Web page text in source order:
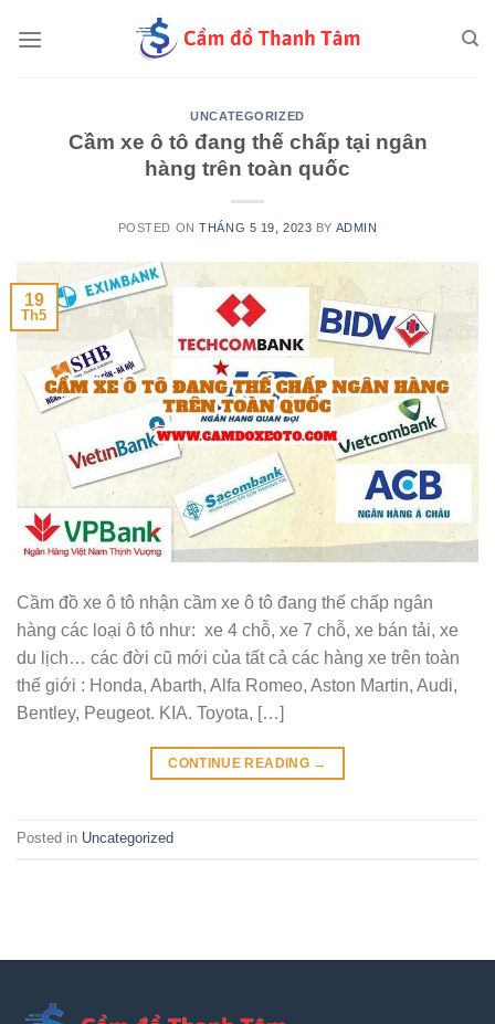
UNCATEGORIZED
Cầm xe ô tô đang thế chấp tại ngân
hàng trên toàn quốc
POSTED ONTHÁNG 5 19, 2023 BY ADMIN
19
Th5
Cầm đồ xe ô tô nhận cầm xe ô tô đang thế chấp ngân
hàng các loại ô tô như: xe 4 chỗ, xe 7 chỗ, xe bán tải, xe
du lịch… các đời cũ mới của tất cả các hàng xe trên toàn
thế giới : Honda, Abarth, Alfa Romeo, Aston Martin, Audi,
Bentley, Peugeot. KIA. Toyota, […]
CONTINUE READING →
Posted in Uncategorized